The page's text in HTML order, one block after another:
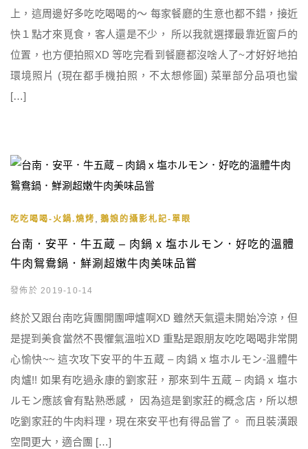
上，這周邊好多吃吃喝喝的～ 每家餐廳的生意也都不錯，接近
快１點才來覓食，客人還是不少， 所以我就選擇最靠近窗戶的
位置，也方便拍照XD 等吃完看到餐廳都沒啥人了~才好好地拍
環境照片 (現在都手機拍照，不太想修圖) 菜單部分品項也蠻
[…]
吃吃喝喝-火鍋.燒烤 鵝娘的攝影札記-單眼
台南．安平．牛五蔵 – 肉鍋 x 塩ホルモン．好吃的溫體
牛肉鴛鴦鍋．鮮涮超嫩牛肉美味品嘗
發佈於 2019-10-14
終於又跟台南吃貨團開團呷爐啊XD 雖然天氣還未開始冷涼，但
是提到美食當然不畏懼氣溫啦XD 重點是跟朋友吃吃喝喝非常開
心愉快~~ 這次攻下安平的牛五蔵 – 肉鍋 x 塩ホルモン-溫體牛
肉爐!! 如果有吃過永康的劉家莊，那來到牛五蔵 – 肉鍋 x 塩ホ
ルモン應該會有點熟悉感， 因為這是劉家莊的概念店，所以想
吃劉家莊的牛肉料理，現在來安平也有得品嘗了。 而且裝潢跟
空間更大，適合團 […]